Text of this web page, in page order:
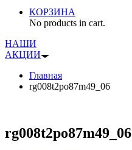
КОРЗИНА
No products in cart.
НАШИ
АКЦИИ
Главная
rg008t2po87m49_06
rg008t2po87m49_06